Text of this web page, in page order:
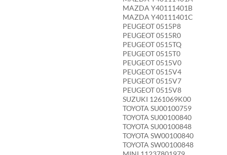
MAZDA Y40111401B
MAZDA Y40111401C
PEUGEOT 0515P8
PEUGEOT 0515R0
PEUGEOT 0515TQ
PEUGEOT 0515T0
PEUGEOT 0515V0
PEUGEOT 0515V4
PEUGEOT 0515V7
PEUGEOT 0515V8
SUZUKI 1261069K00
TOYOTA SU00100759
TOYOTA SU00100840
TOYOTA SU00100848
TOYOTA SW00100840
TOYOTA SW00100848